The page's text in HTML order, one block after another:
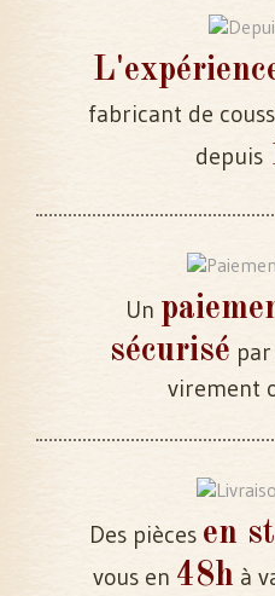
fabricant de
depuis
Un
sécurisé
virement
Des pièces en
vous en 48h à